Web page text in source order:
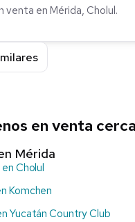
en Mérida, Cholul.
en venta
Mérida
Cholul
Komchen
Yucatán Country Club